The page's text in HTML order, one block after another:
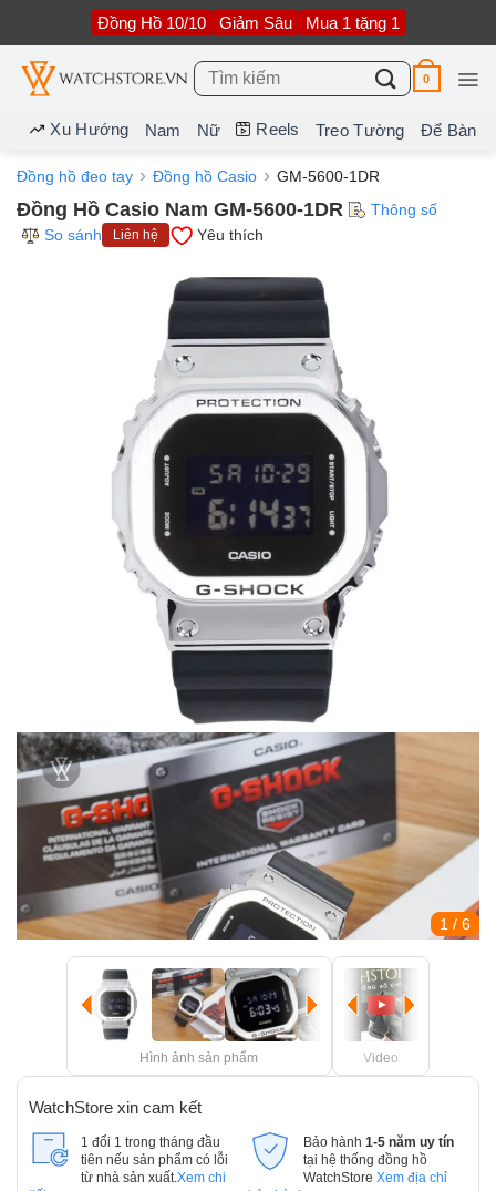
nội
dung
Đồng Hồ 10/10 Giảm Sâu Mua 1 tặng 1
Tìm
kiếm:
0
Xu Hướng Nam Nữ Reels Treo Tường Để Bàn
Đồng hồ đeo tay Đồng hồ Casio GM-5600-1DR
Đồng Hồ Casio Nam GM-5600-1DR
Thông số
So sánh
Liên hệ Yêu thích
1 / 6
Hình ảnh sản phẩm Video
WatchStore xin cam kết
1 đổi 1 trong tháng đầu
tiên nếu sản phẩm có lỗi
từ nhà sản xuất. Xem chi
Bảo hành 1-5 năm uy tín
tại hệ thống đồng hồ
WatchStore Xem địa chỉ